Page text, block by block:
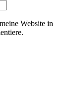
Website in